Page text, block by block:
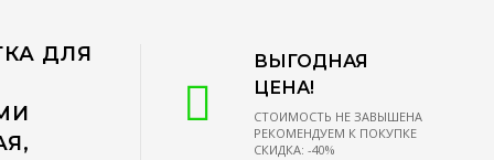
ДЛЯ
ВЫГОДНАЯ
ЦЕНА!
СТОИМОСТЬ НЕ ЗАВЫШЕНА
РЕКОМЕНДУЕМ К ПОКУПКЕ
СКИДКА: -40%